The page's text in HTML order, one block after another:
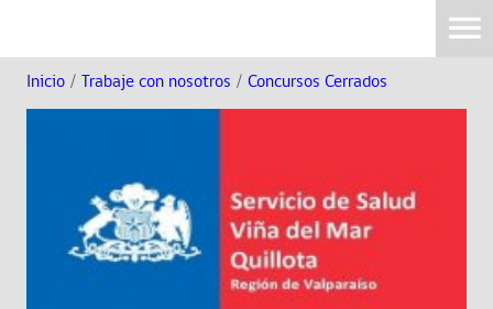
Inicio / Trabaje con nosotros / Concursos Cerrados